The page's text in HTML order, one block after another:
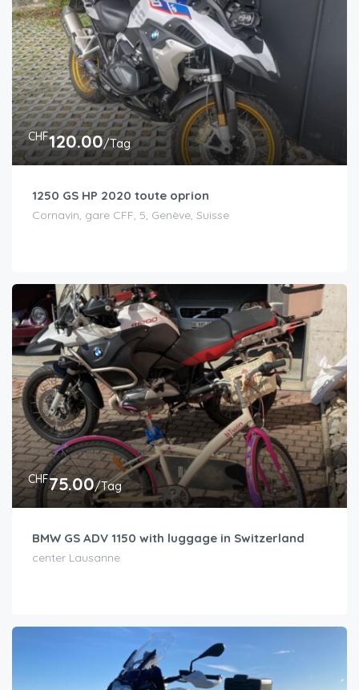
CHF120.00/Tag
1250 GS HP 2020 toute oprion
Cornavin, gare CFF, 5, Genève, Suisse
CHF75.00/Tag
BMW GS ADV 1150 with luggage in Switzerland
center Lausanne